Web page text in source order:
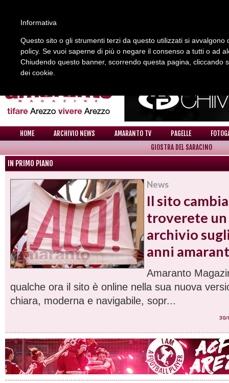
REDAZIONE COLLABORA CON NOI CONTATTI
HOME ARCHIVIO NEWS AMARANTO TV PAGELLE
GIOSTRA DEL SARACINO
IN PRIMO PIANO
News
Il sito
troverete un
archivio
anni
Amaranto
qualche ora il sito è online nella sua nuova
chiara, moderna e navigabile, sopr...
30/
Informativa
Questo sito o gli strumenti terzi da questo utilizzati si
policy. Se vuoi saperne di più o negare il consenso a tutti o ad
Chiudendo questo banner, scorrendo questa pagina, cliccando
dei cookie.